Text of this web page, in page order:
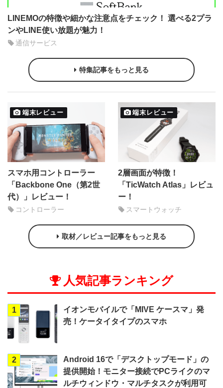
LINEMOの特徴や細かな注意点をチェック！ 選べる2プラ
ンやLINE使い放題が魅力！
通信サービス
特集記事をもっと見る
端末レビュー
スマホ用コントローラー
「Backbone One（第2世
代）」レビュー！
コントローラー
端末レビュー
2層画面が特徴！
「TicWatch Atlas」レビュ
ー！
スマートウォッチ
取材／レビュー記事をもっと見る
人気記事ランキング
1
イオンモバイルで「MIVE ケースマ」発
売！ケータイタイプのスマホ
2
Android 16で「デスクトップモード」の
提供開始！モニター接続でPCライクのマ
ルチウィンドウ・マルチタスクが利用可